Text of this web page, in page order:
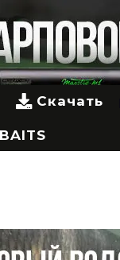
Скачать
BAITS